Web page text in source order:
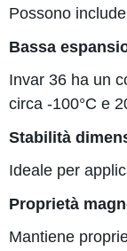
Possono
Bassa
Invar 36 ha un
circa -100°C e
Stabilità
Ideale per
Proprietà
Mantiene